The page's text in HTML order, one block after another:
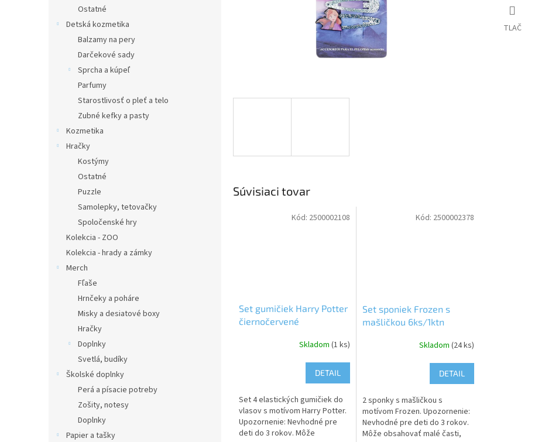
Ostatné
Detská kozmetika
Balzamy na pery
Darčekové sady
Sprcha a kúpeľ
Parfumy
Starostlivosť o pleť a telo
Zubné kefky a pasty
Kozmetika
Hračky
Kostýmy
Ostatné
Puzzle
Samolepky, tetovačky
Spoločenské hry
Kolekcia - ZOO
Kolekcia - hrady a zámky
Merch
Fľaše
Hrnčeky a poháre
Misky a desiatové boxy
Hračky
Doplnky
Svetlá, budíky
Školské doplnky
Perá a písacie potreby
Zošity, notesy
Doplnky
Papier a tašky
TLAČ
Súvisiaci tovar
Set gumičiek Harry Potter
čiernočervené
Skladom (1 ks)
DETAIL
Set 4 elastických gumičiek do
vlasov s motívom Harry Potter.
Upozornenie: Nevhodné pre
deti do 3 rokov. Môže
Kód: 2500002108
Set sponiek Frozen s
mašličkou 6ks/1ktn
Skladom (24 ks)
DETAIL
2 sponky s mašličkou s
motívom Frozen. Upozornenie:
Nevhodné pre deti do 3 rokov.
Môže obsahovať malé časti,
Kód: 2500002378